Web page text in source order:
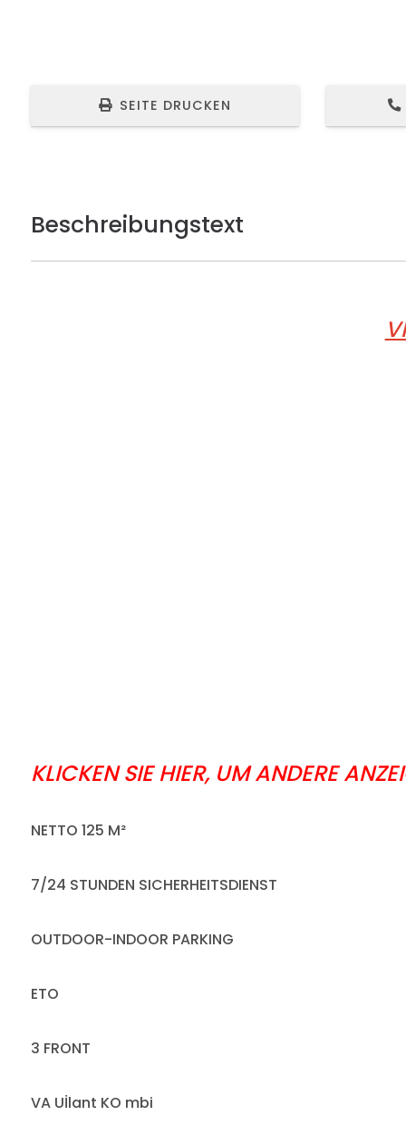
SEITE DRUCKEN
Beschreibungstext
KLICKEN SIE HIER, UM ANDERE
NETTO 125 M²
7/24 STUNDEN SICHERHEITSDIENST
OUTDOOR-INDOOR PARKING
ETO
3 FRONT
VA Uİlant KO mbi